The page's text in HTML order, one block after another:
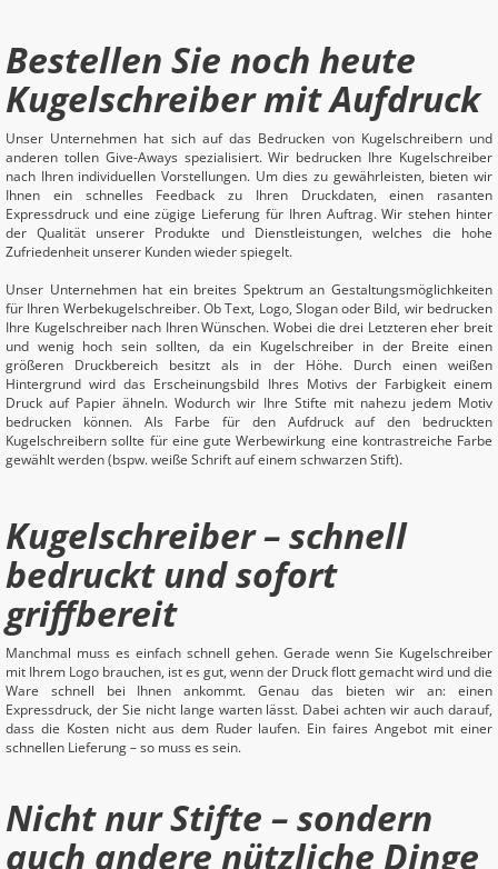
Bestellen Sie noch heute
Kugelschreiber mit Aufdruck
Unser Unternehmen hat sich auf das Bedrucken von Kugelschreibern und
anderen tollen Give-Aways spezialisiert. Wir bedrucken Ihre Kugelschreiber
nach Ihren individuellen Vorstellungen. Um dies zu gewährleisten, bieten wir
Ihnen ein schnelles Feedback zu Ihren Druckdaten, einen rasanten
Expressdruck und eine zügige Lieferung für Ihren Auftrag. Wir stehen hinter
der Qualität unserer Produkte und Dienstleistungen, welches die hohe
Zufriedenheit unserer Kunden wieder spiegelt.
Unser Unternehmen hat ein breites Spektrum an Gestaltungsmöglichkeiten
für Ihren Werbekugelschreiber. Ob Text, Logo, Slogan oder Bild, wir bedrucken
Ihre Kugelschreiber nach Ihren Wünschen. Wobei die drei Letzteren eher breit
und wenig hoch sein sollten, da ein Kugelschreiber in der Breite einen
größeren Druckbereich besitzt als in der Höhe. Durch einen weißen
Hintergrund wird das Erscheinungsbild Ihres Motivs der Farbigkeit einem
Druck auf Papier ähneln. Wodurch wir Ihre Stifte mit nahezu jedem Motiv
bedrucken können. Als Farbe für den Aufdruck auf den bedruckten
Kugelschreibern sollte für eine gute Werbewirkung eine kontrastreiche Farbe
gewählt werden (bspw. weiße Schrift auf einem schwarzen Stift).
Kugelschreiber – schnell
bedruckt und sofort
griffbereit
Manchmal muss es einfach schnell gehen. Gerade wenn Sie Kugelschreiber
mit Ihrem Logo brauchen, ist es gut, wenn der Druck flott gemacht wird und die
Ware schnell bei Ihnen ankommt. Genau das bieten wir an: einen
Expressdruck, der Sie nicht lange warten lässt. Dabei achten wir auch darauf,
dass die Kosten nicht aus dem Ruder laufen. Ein faires Angebot mit einer
schnellen Lieferung – so muss es sein.
Nicht nur Stifte – sondern
auch andere nützliche Dinge